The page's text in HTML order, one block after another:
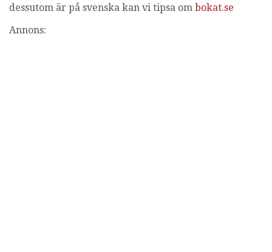
dessutom är på svenska kan vi tipsa om bokat.se
Annons: